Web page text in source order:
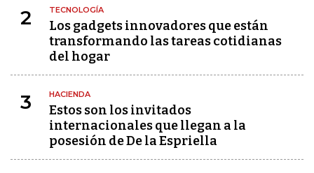
2 TECNOLOGÍA
Los gadgets innovadores que están
transformando las tareas cotidianas
del hogar
3 HACIENDA
Estos son los invitados
internacionales que llegan a la
posesión de De la Espriella